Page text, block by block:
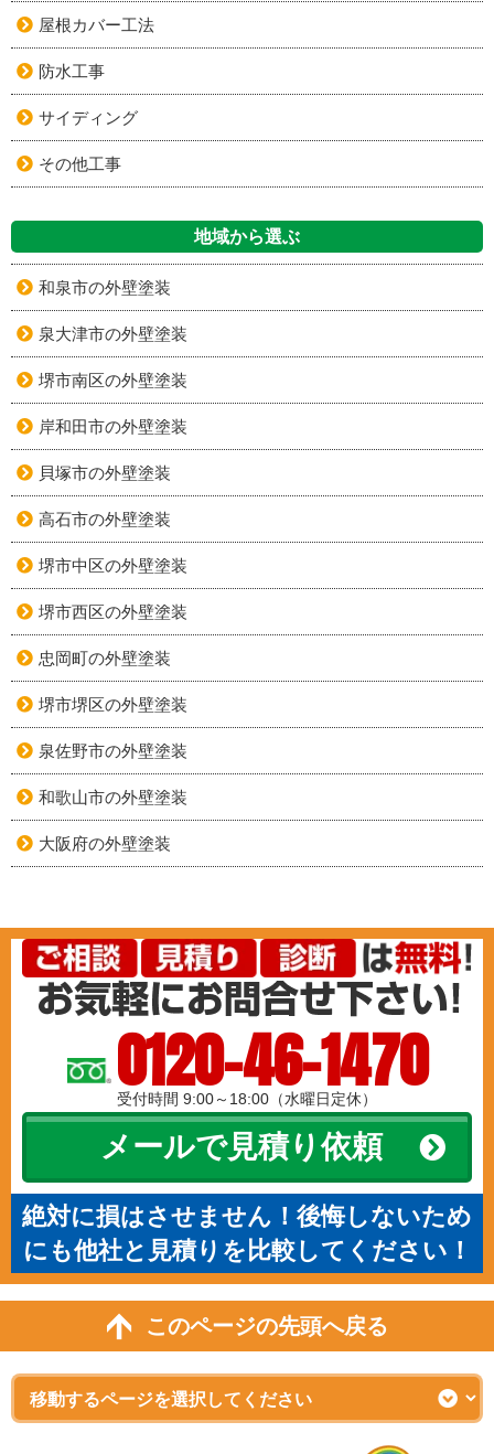
屋根カバー工法
防水工事
サイディング
その他工事
地域から選ぶ
和泉市の外壁塗装
泉大津市の外壁塗装
堺市南区の外壁塗装
岸和田市の外壁塗装
貝塚市の外壁塗装
高石市の外壁塗装
堺市中区の外壁塗装
堺市西区の外壁塗装
忠岡町の外壁塗装
堺市堺区の外壁塗装
泉佐野市の外壁塗装
和歌山市の外壁塗装
大阪府の外壁塗装
0120-46-1470
受付時間 9:00～18:00（水曜日定休）
メールで見積り依頼
絶対に損はさせません！後悔しないため
にも他社と見積りを比較してください！
このページの先頭へ戻る